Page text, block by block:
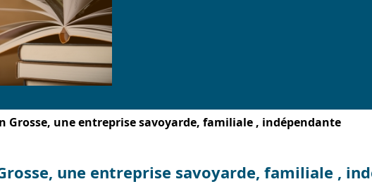
Grosse, une entreprise savoyarde, familiale , indépendante
une entreprise savoyarde, familiale ,